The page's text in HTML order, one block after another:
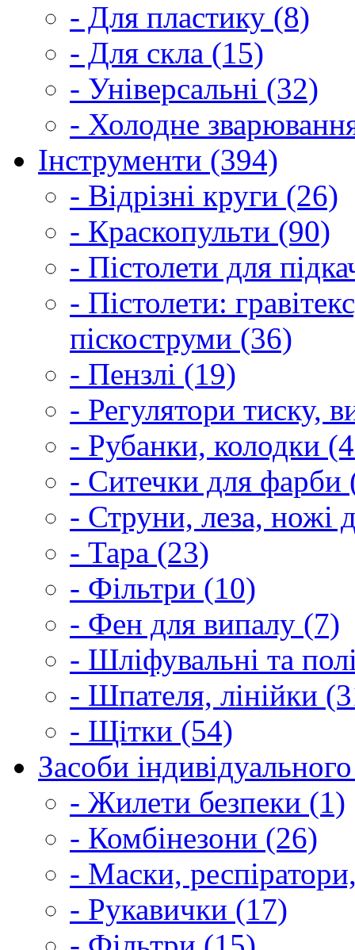
- Для пластику (8)
- Для скла (15)
- Універсальні (32)
- Холодне
Інструменти (394)
- Відрізні круги (26)
- Краскопульти (90)
- Пістолети для
- Пістолети:
піскоструми (36)
- Пензлі (19)
- Регулятори тиску,
- Рубанки, колодки
- Ситечки для фарби
- Струни, леза, ножі
- Тара (23)
- Фільтри (10)
- Фен для випалу (7)
- Шліфувальні та
- Шпателя, лінійки
- Щітки (54)
Засоби
- Жилети безпеки (1)
- Комбінезони (26)
- Маски,
- Рукавички (17)